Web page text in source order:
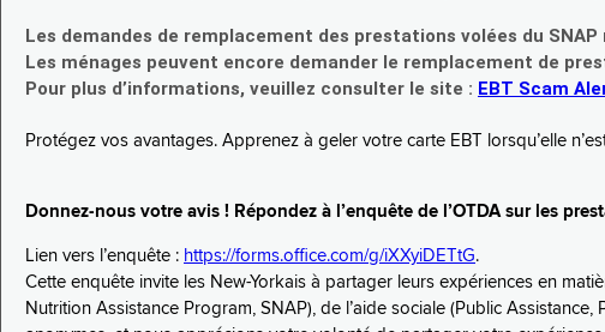
Les demandes de remplacement des prestations volées du
Les ménages peuvent encore demander le remplacement de
Pour plus d’informations, veuillez consulter le site : EBT Scam
Protégez vos avantages. Apprenez à geler votre carte EBT lorsqu’elle
Donnez-nous votre avis ! Répondez à l’enquête de l’OTDA sur les
Lien vers l’enquête : https://forms.office.com/g/iXXyiDETtG.
Cette enquête invite les New-Yorkais à partager leurs expériences en
Nutrition Assistance Program, SNAP), de l’aide sociale (Public